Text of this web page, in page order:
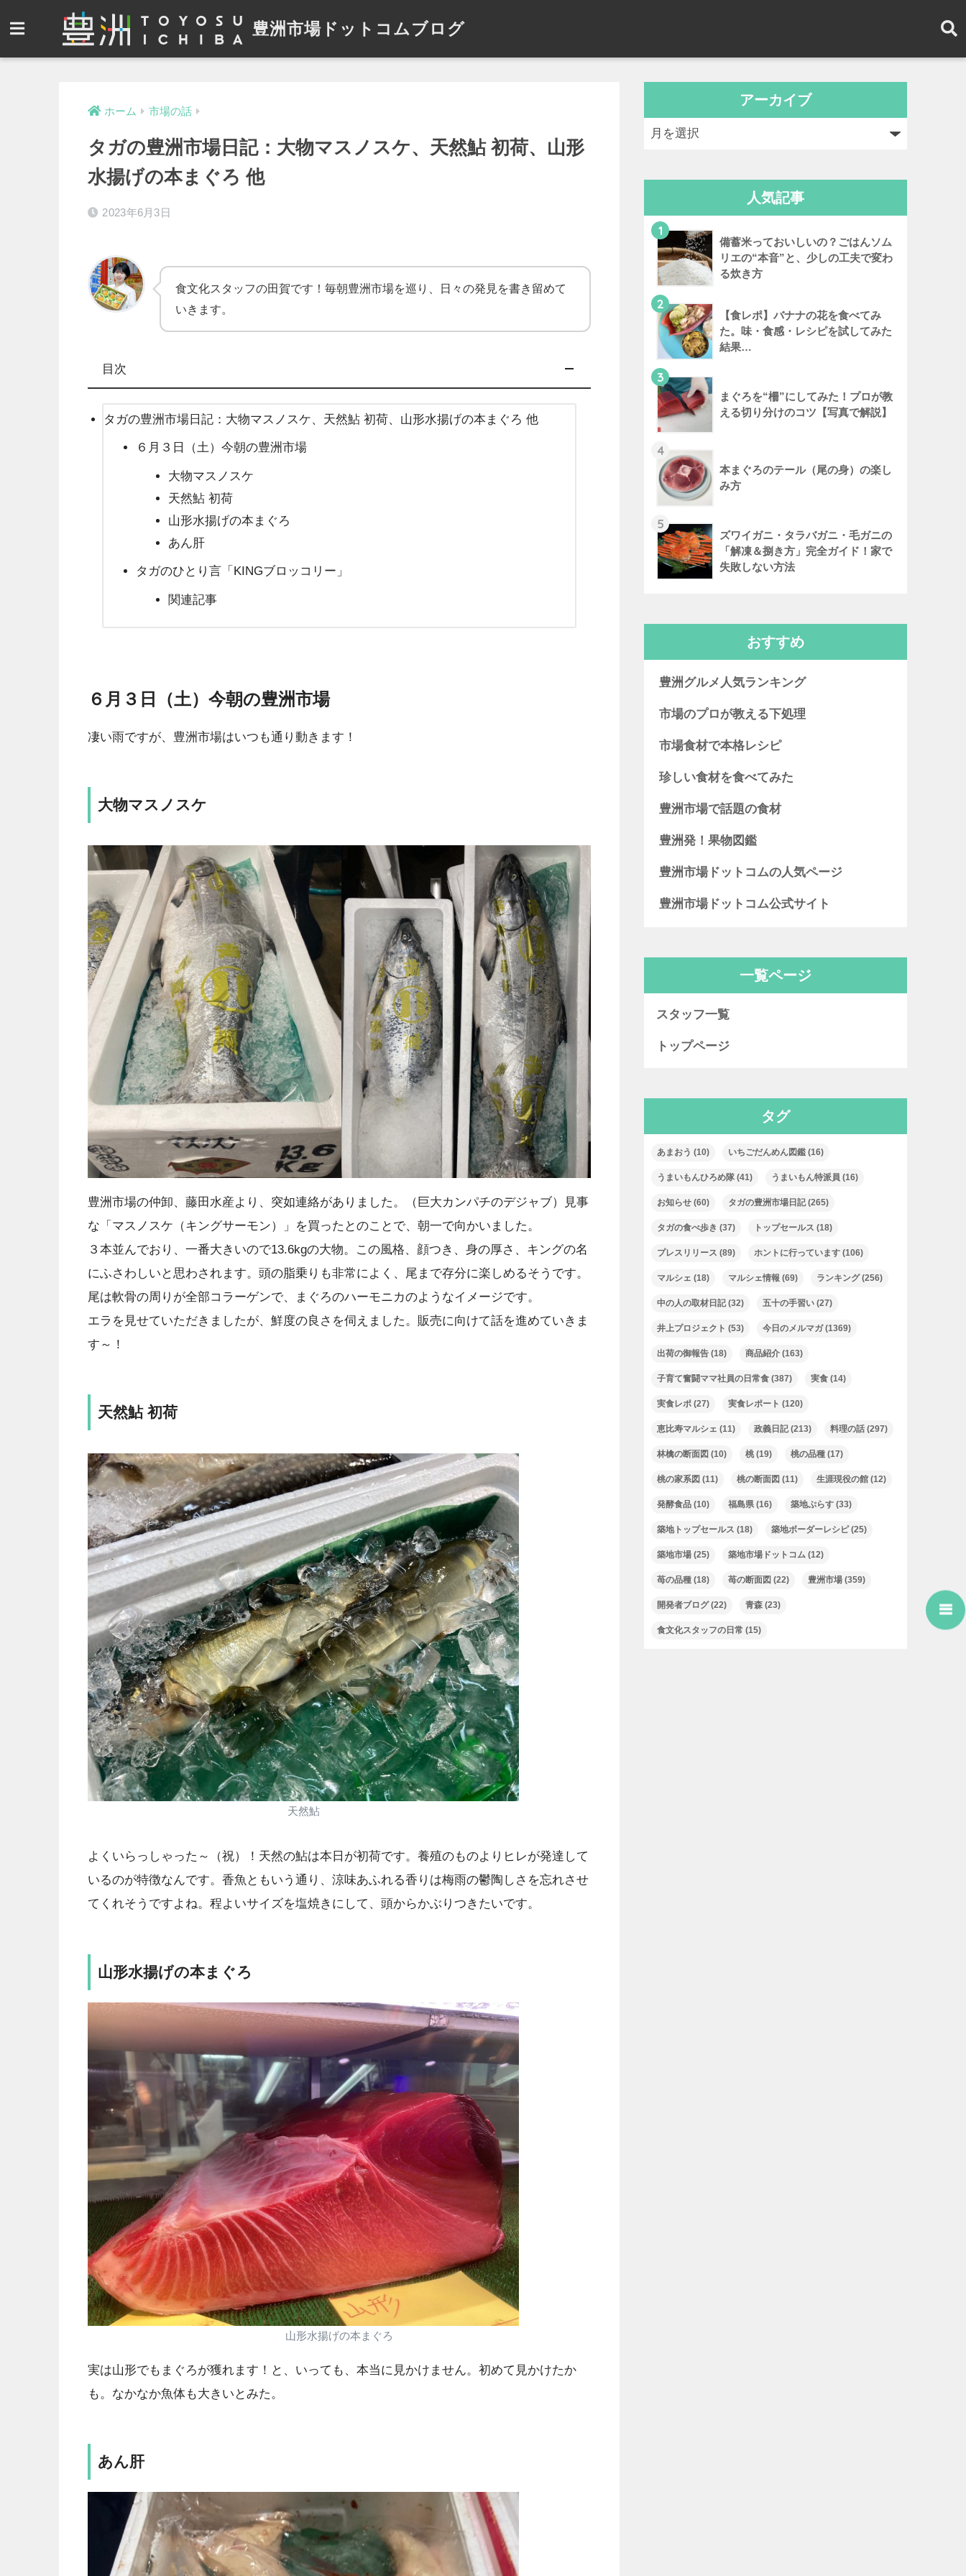
豊洲市場ドットコムブログ
ホーム 市場の話
タガの豊洲市場日記：大物マスノスケ、天然鮎 初荷、山形
水揚げの本まぐろ 他
2023年6月3日
食文化スタッフの田賀です！毎朝豊洲市場を巡り、日々の発見を書き留めて
いきます。
目次
タガの豊洲市場日記：大物マスノスケ、天然鮎 初荷、山形水揚げの本まぐろ 他
６月３日（土）今朝の豊洲市場
大物マスノスケ
天然鮎 初荷
山形水揚げの本まぐろ
あん肝
タガのひとり言「KINGブロッコリー」
関連記事
６月３日（土）今朝の豊洲市場
凄い雨ですが、豊洲市場はいつも通り動きます！
大物マスノスケ
豊洲市場の仲卸、藤田水産より、突如連絡がありました。（巨大カンパチのデジャブ）見事
な「マスノスケ（キングサーモン）」を買ったとのことで、朝一で向かいました。
３本並んでおり、一番大きいので13.6kgの大物。この風格、顔つき、身の厚さ、キングの名
にふさわしいと思わされます。頭の脂乗りも非常によく、尾まで存分に楽しめるそうです。
尾は軟骨の周りが全部コラーゲンで、まぐろのハーモニカのようなイメージです。
エラを見せていただきましたが、鮮度の良さを伺えました。販売に向けて話を進めていきま
す～！
天然鮎 初荷
天然鮎
よくいらっしゃった～（祝）！天然の鮎は本日が初荷です。養殖のものよりヒレが発達して
いるのが特徴なんです。香魚ともいう通り、涼味あふれる香りは梅雨の鬱陶しさを忘れさせ
てくれそうですよね。程よいサイズを塩焼きにして、頭からかぶりつきたいです。
山形水揚げの本まぐろ
山形水揚げの本まぐろ
実は山形でもまぐろが獲れます！と、いっても、本当に見かけません。初めて見かけたか
も。なかなか魚体も大きいとみた。
あん肝
アーカイブ
人気記事
1
備蓄米っておいしいの？ごはんソム
リエの“本音”と、少しの工夫で変わ
る炊き方
2
【食レポ】バナナの花を食べてみ
た。味・食感・レシピを試してみた
結果…
3
まぐろを“柵”にしてみた！プロが教
える切り分けのコツ【写真で解説】
4
本まぐろのテール（尾の身）の楽し
み方
5
ズワイガニ・タラバガニ・毛ガニの
「解凍＆捌き方」完全ガイド！家で
失敗しない方法
おすすめ
豊洲グルメ人気ランキング
市場のプロが教える下処理
市場食材で本格レシピ
珍しい食材を食べてみた
豊洲市場で話題の食材
豊洲発！果物図鑑
豊洲市場ドットコムの人気ページ
豊洲市場ドットコム公式サイト
一覧ページ
スタッフ一覧
トップページ
タグ
あまおう (10) いちごだんめん図鑑 (16)
うまいもんひろめ隊 (41) うまいもん特派員 (16)
お知らせ (60) タガの豊洲市場日記(265)
タガの食べ歩き (37) トップセールス (18)
プレスリリース (89) ホントに行っています (106)
マルシェ (18) マルシェ情報 (69) ランキング(256)
中の人の取材日記(32) 五十の手習い (27)
井上プロジェクト (53) 今日のメルマガ(1369)
出荷の御報告 (18) 商品紹介 (163)
子育て奮闘ママ社員の日常食 (387) 実食 (14)
実食レポ (27) 実食レポート (120)
恵比寿マルシェ (11) 政義日記(213) 料理の話 (297)
林檎の断面図 (10) 桃(19) 桃の品種 (17)
桃の家系図 (11) 桃の断面図 (11) 生涯現役の館 (12)
発酵食品 (10) 福島県 (16) 築地ぷらす (33)
築地トップセールス (18) 築地ボーダーレシピ(25)
築地市場 (25) 築地市場ドットコム (12)
苺の品種 (18) 苺の断面図 (22) 豊洲市場 (359)
開発者ブログ(22) 青森 (23)
食文化スタッフの日常 (15)